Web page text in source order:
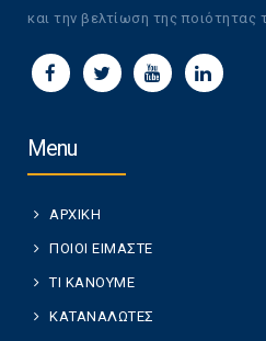
και την βελτίωση της ποιότητας
Menu
ΑΡΧΙΚΗ
ΠΟΙΟΙ ΕΙΜΑΣΤΕ
ΤΙ ΚΑΝΟΥΜΕ
ΚΑΤΑΝΑΛΩΤΕΣ